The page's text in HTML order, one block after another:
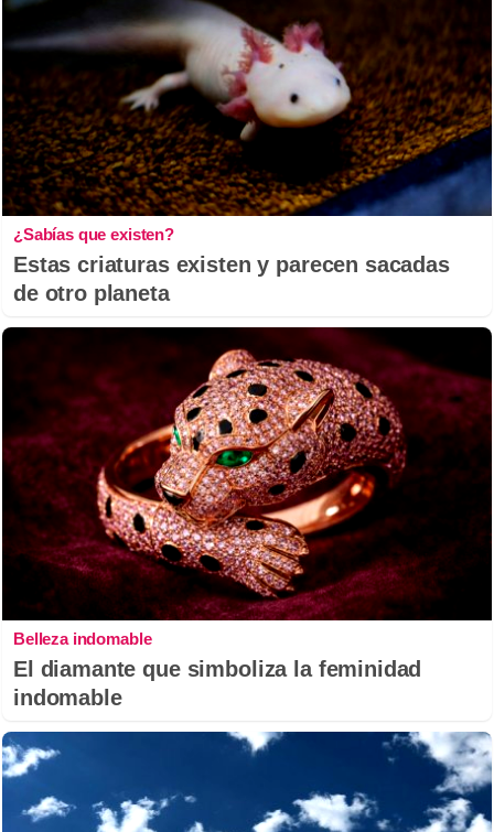
¿Sabías que existen?
Estas criaturas existen y parecen sacadas
de otro planeta
Belleza indomable
El diamante que simboliza la feminidad
indomable